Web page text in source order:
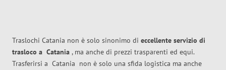
Traslochi Catania non è solo sinonimo di eccellente servizio di
trasloco a Catania , ma anche di prezzi trasparenti ed equi.
Trasferirsi a Catania non è solo una sfida logistica ma anche